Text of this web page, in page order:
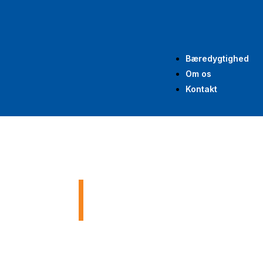
Bæredygtighed
Om os
Kontakt